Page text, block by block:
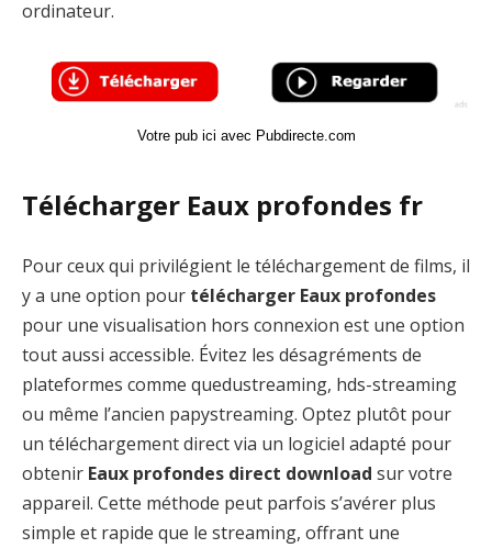
ordinateur.
Votre pub ici avec Pubdirecte.com
Télécharger Eaux profondes fr
Pour ceux qui privilégient le téléchargement de films, il
y a une option pour télécharger Eaux profondes
pour une visualisation hors connexion est une option
tout aussi accessible. Évitez les désagréments de
plateformes comme quedustreaming, hds-streaming
ou même l’ancien papystreaming. Optez plutôt pour
un téléchargement direct via un logiciel adapté pour
obtenir Eaux profondes direct download sur votre
appareil. Cette méthode peut parfois s’avérer plus
simple et rapide que le streaming, offrant une